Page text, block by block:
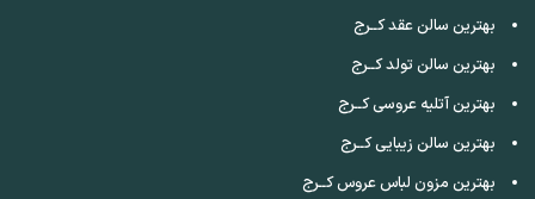
بهترین سالن عقد کــرج
بهترین سالن تولد کــرج
بهترین آتلیه عروسی کــرج
بهترین سالن زیبایی کــرج
بهترین مزون لباس عروس کــرج